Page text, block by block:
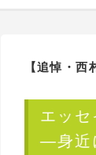
【追悼・西
エッセ
―身近